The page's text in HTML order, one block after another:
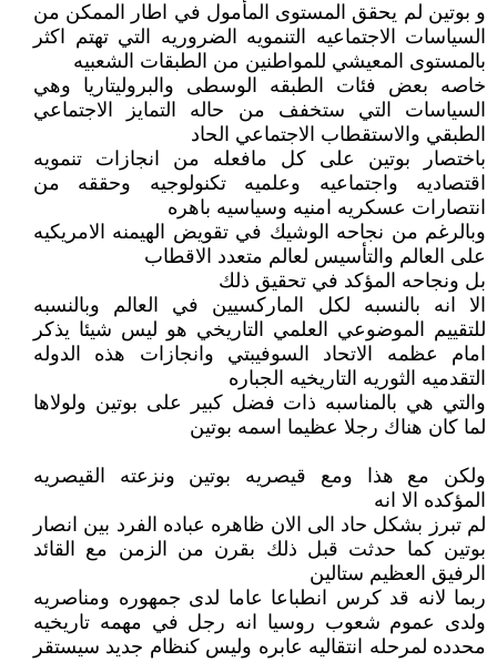
و بوتين لم يحقق المستوى المأمول في اطار الممكن من
السياسات الاجتماعيه التنمويه الضروريه التي تهتم اكثر
بالمستوى المعيشي للمواطنين من الطبقات الشعبيه
خاصه بعض فئات الطبقه الوسطى والبروليتاريا وهي
السياسات التي ستخفف من حاله التمايز الاجتماعي
الطبقي والاستقطاب الاجتماعي الحاد
باختصار بوتين على كل مافعله من انجازات تنمويه
اقتصاديه واجتماعيه وعلميه تكنولوجيه وحققه من
انتصارات عسكريه امنيه وسياسيه باهره
وبالرغم من نجاحه الوشيك في تقويض الهيمنه الامريكيه
على العالم والتأسيس لعالم متعدد الاقطاب
بل ونجاحه المؤكد في تحقيق ذلك
الا انه بالنسبه لكل الماركسيين في العالم وبالنسبه
للتقييم الموضوعي العلمي التاريخي هو ليس شيئا يذكر
امام عظمه الاتحاد السوفيبتي وانجازات هذه الدوله
التقدميه الثوريه التاريخيه الجباره
والتي هي بالمناسبه ذات فضل كبير على بوتين ولولاها
لما كان هناك رجلا عظيما اسمه بوتين
ولكن مع هذا ومع قيصريه بوتين ونزعته القيصريه
المؤكده الا انه
لم تبرز بشكل حاد الى الان ظاهره عباده الفرد بين انصار
بوتين كما حدثت قبل ذلك بقرن من الزمن مع القائد
الرفيق العظيم ستالين
ربما لانه قد كرس انطباعا عاما لدى جمهوره ومناصريه
ولدى عموم شعوب روسيا انه رجل في مهمه تاريخيه
محدده لمرحله انتقاليه عابره وليس كنظام جديد سيستقر